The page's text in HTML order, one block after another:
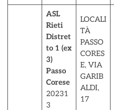
ASL
Rieti
Distret
to 1 (ex
3)
Passo
Corese
20231
3
LOCALI
TÀ
PASSO
CORES
E, VIA
GARIB
ALDI,
17